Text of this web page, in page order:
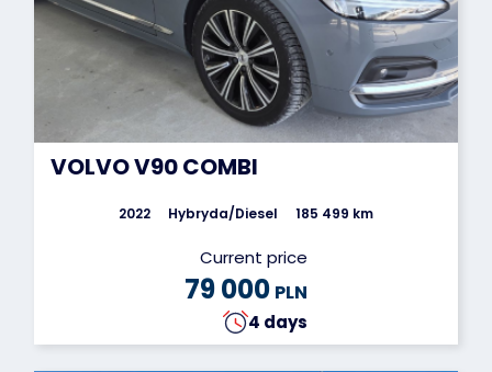
VOLVO V90 COMBI
2022 Hybryda/Diesel 185 499 km
Current price
79 000 PLN
4 days